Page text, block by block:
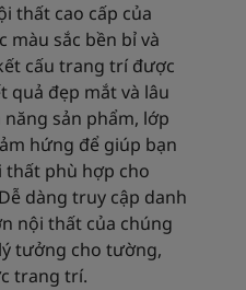
thất cao cấp của
màu sắc bền bỉ và
cấu trang trí được
quả đẹp mắt và lâu
sản phẩm, lớp
hứng để giúp bạn
thất phù hợp cho
dàng truy cập danh
nội thất của chúng
tưởng cho tường,
trang trí.